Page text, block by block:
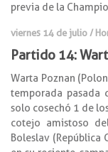
previa de la
viernes 14 de julio /
Partido 14:
Warta Poznan
temporada pasada
solo cosechó 1 de
cotejo amistoso
Boleslav (República